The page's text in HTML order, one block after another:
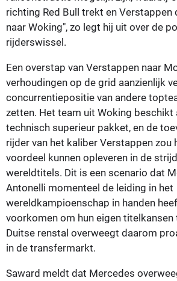
richting Red Bull trekt en Verstappen
naar Woking", zo legt hij uit over de
rijderswissel.
Een overstap van Verstappen naar
verhoudingen op de grid aanzienlijk
concurrentiepositie van andere
zetten. Het team uit Woking beschikt
technisch superieur pakket, en de
rijder van het kaliber Verstappen zou
voordeel kunnen opleveren in de
wereldtitels. Dit is een scenario dat
Antonelli momenteel de leiding in het
wereldkampioenschap in handen
voorkomen om hun eigen titelkansen
Duitse renstal overweegt daarom
in de transfermarkt.
Saward meldt dat Mercedes